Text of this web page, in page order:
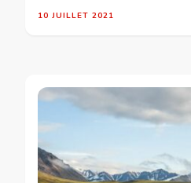
10 JUILLET 2021